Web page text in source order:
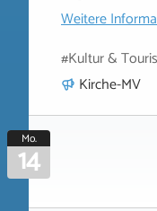
Weitere
#Kultur &
Kirche-MV
Mo.
14